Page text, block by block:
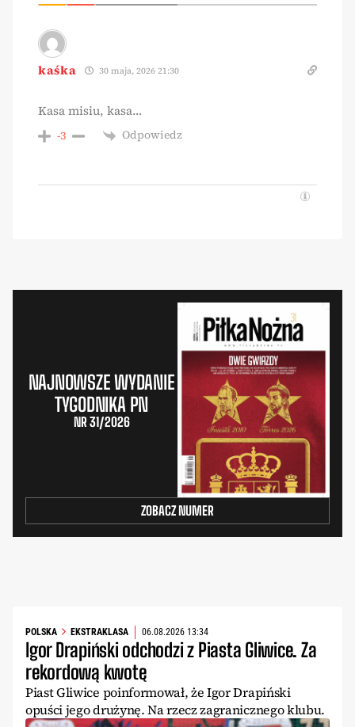
kaśka 30 maja, 2026 21:30
Kasa misiu, kasa…
-3 Odpowiedz
NAJNOWSZE WYDANIE
TYGODNIKA PN
NR 31/2026
ZOBACZ NUMER
POLSKA EKSTRAKLASA 06.08.2026 13:34
Igor Drapiński odchodzi z Piasta Gliwice. Za
rekordową kwotę
Piast Gliwice poinformował, że Igor Drapiński
opuści jego drużynę. Na rzecz zagranicznego klubu.